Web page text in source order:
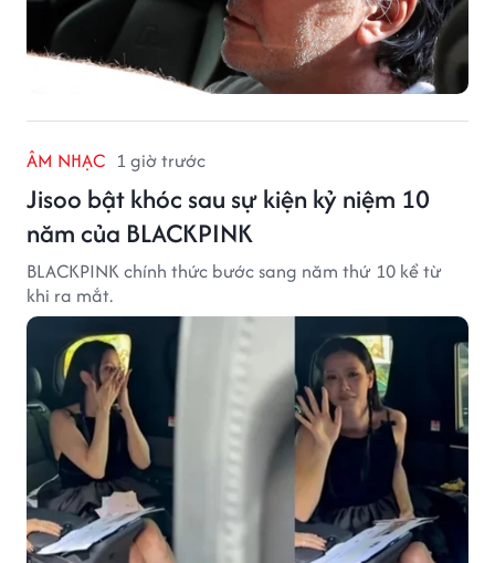
ÂM NHẠC 1 giờ trước
Jisoo bật khóc sau sự kiện kỷ niệm 10
năm của BLACKPINK
BLACKPINK chính thức bước sang năm thứ 10 kể từ
khi ra mắt.